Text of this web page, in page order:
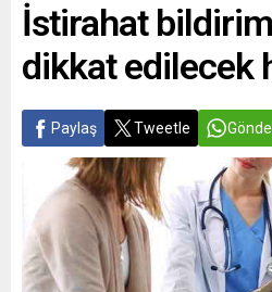
İstirahat
dikkat edilecek
Paylaş Tweetle